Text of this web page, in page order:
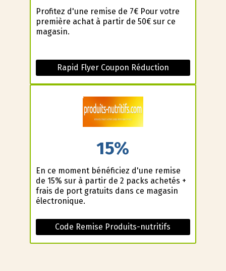
Profitez d'une remise de 7€ Pour votre
première achat à partir de 50€ sur ce
magasin.
Rapid Flyer Coupon Réduction
15%
En ce moment bénéficiez d'une remise
de 15% sur à partir de 2 packs achetés +
frais de port gratuits dans ce magasin
électronique.
Code Remise Produits-nutritifs